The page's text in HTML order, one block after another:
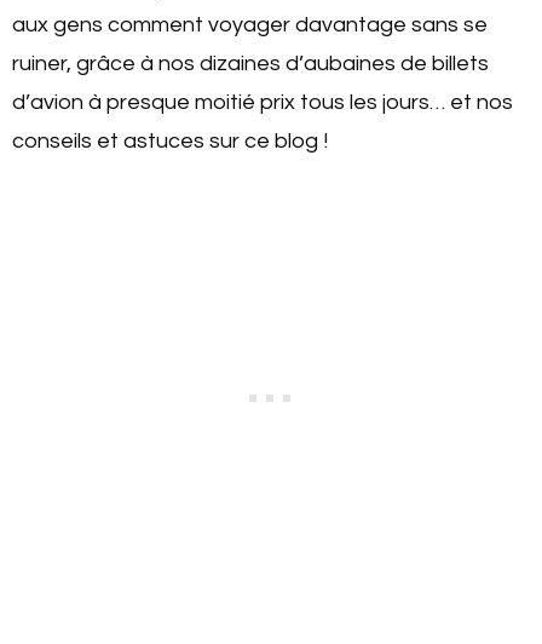
aux gens comment voyager davantage sans se
ruiner, grâce à nos dizaines d’aubaines de billets
d’avion à presque moitié prix tous les jours… et nos
conseils et astuces sur ce blog !